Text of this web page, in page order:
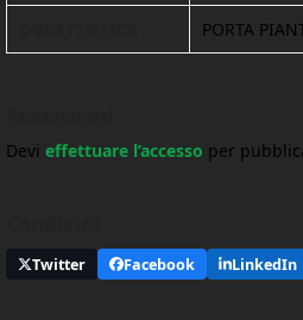
PORTA
Devi effettuare l’accesso per
Twitter Facebook LinkedIn